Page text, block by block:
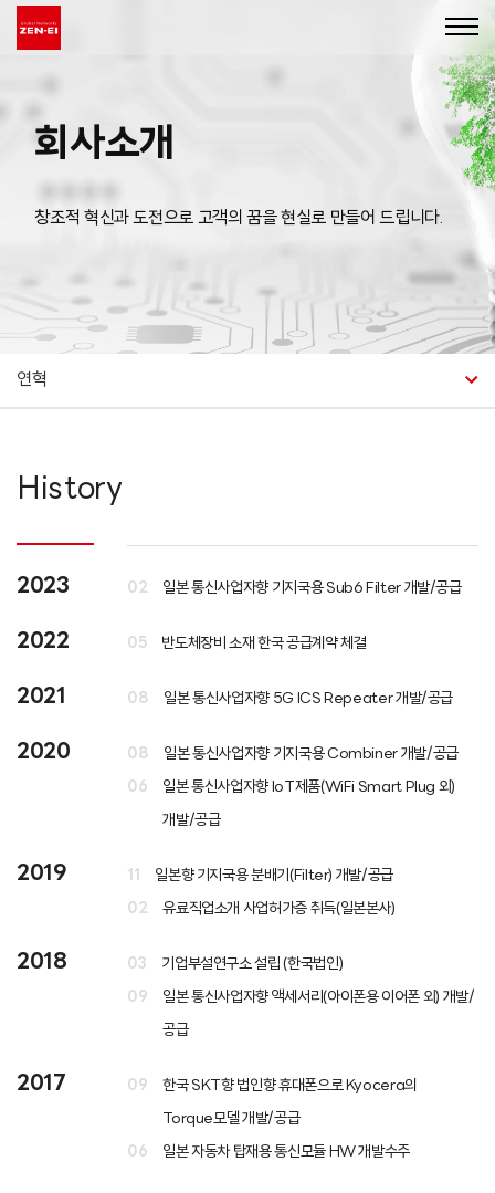
회사소개
창조적 혁신과 도전으로 고객의 꿈을 현실로 만들어 드립니다.
연혁
History
2023 02 일본 통신사업자향 기지국용 Sub6 Filter 개발/공급
2022 05 반도체장비 소재 한국 공급계약 체결
2021 08 일본 통신사업자향 5G ICS Repeater 개발/공급
2020 08
일본 통신사업자향 기지국용 Combiner 개발/공급
06
일본 통신사업자향 IoT제품(WiFi Smart Plug 외)
개발/공급
2019 11
일본향 기지국용 분배기(Filter) 개발/공급
02
유료직업소개 사업허가증 취득(일본본사)
2018 03
기업부설연구소 설립 (한국법인)
09
일본 통신사업자향 액세서리(아이폰용 이어폰 외) 개발/
공급
2017 09
한국 SKT향 법인향 휴대폰으로 Kyocera의
Torque모델 개발/공급
06
일본 자동차 탑재용 통신모듈 HW 개발수주